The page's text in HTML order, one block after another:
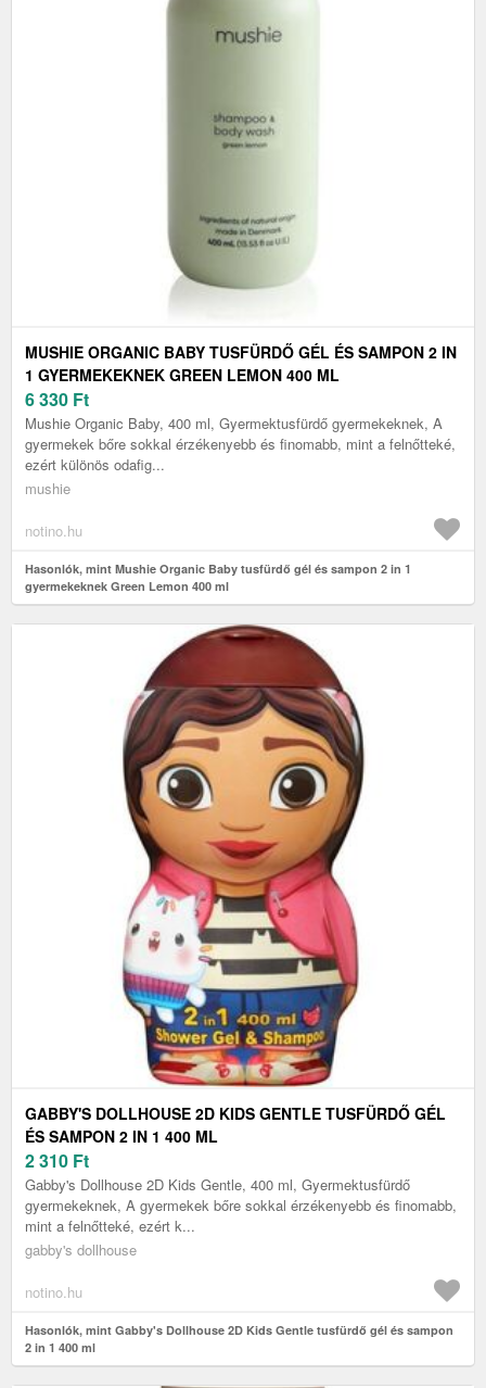
MUSHIE ORGANIC BABY TUSFÜRDŐ GÉL ÉS SAMPON 2 IN
1 GYERMEKEKNEK GREEN LEMON 400 ML
6 330 Ft
Mushie Organic Baby, 400 ml, Gyermektusfürdő gyermekeknek, A
gyermekek bőre sokkal érzékenyebb és finomabb, mint a felnőtteké,
ezért különös odafig...
mushie
notino.hu
Hasonlók, mint Mushie Organic Baby tusfürdő gél és sampon 2 in 1
gyermekeknek Green Lemon 400 ml
GABBY'S DOLLHOUSE 2D KIDS GENTLE TUSFÜRDŐ GÉL
ÉS SAMPON 2 IN 1 400 ML
2 310 Ft
Gabby's Dollhouse 2D Kids Gentle, 400 ml, Gyermektusfürdő
gyermekeknek, A gyermekek bőre sokkal érzékenyebb és finomabb,
mint a felnőtteké, ezért k...
gabby's dollhouse
notino.hu
Hasonlók, mint Gabby's Dollhouse 2D Kids Gentle tusfürdő gél és sampon
2 in 1 400 ml